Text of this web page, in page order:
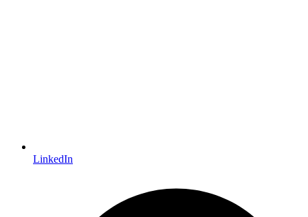
LinkedIn